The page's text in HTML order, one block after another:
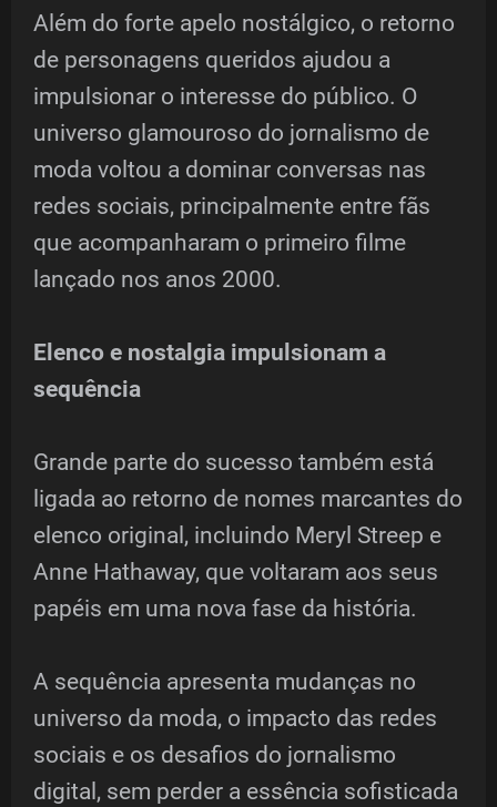
Além do forte apelo nostálgico, o retorno
de personagens queridos ajudou a
impulsionar o interesse do público. O
universo glamouroso do jornalismo de
moda voltou a dominar conversas nas
redes sociais, principalmente entre fãs
que acompanharam o primeiro filme
lançado nos anos 2000.
Elenco e nostalgia impulsionam a
sequência
Grande parte do sucesso também está
ligada ao retorno de nomes marcantes do
elenco original, incluindo Meryl Streep e
Anne Hathaway, que voltaram aos seus
papéis em uma nova fase da história.
A sequência apresenta mudanças no
universo da moda, o impacto das redes
sociais e os desafios do jornalismo
digital, sem perder a essência sofisticada